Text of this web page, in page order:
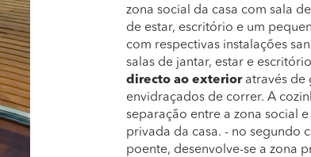
zona social da casa com sala
de estar, escritório e um
com respectivas instalações
salas de jantar, estar e
directo ao exterior através de
envidraçados de correr. A
separação entre a zona social e
privada da casa. - no segundo
poente, desenvolve-se a zona